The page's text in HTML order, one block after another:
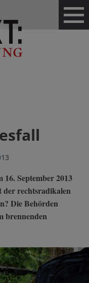
16. September 2013
der rechtsradikalen
Die Behörden
brennenden